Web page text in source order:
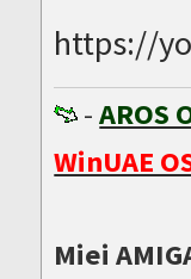
https://
-AROS
WinUAE
Miei